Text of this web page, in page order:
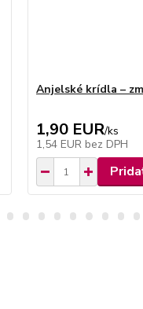
Anjelské krídla –
1,90 EUR/ks
1,54 EUR bez DPH